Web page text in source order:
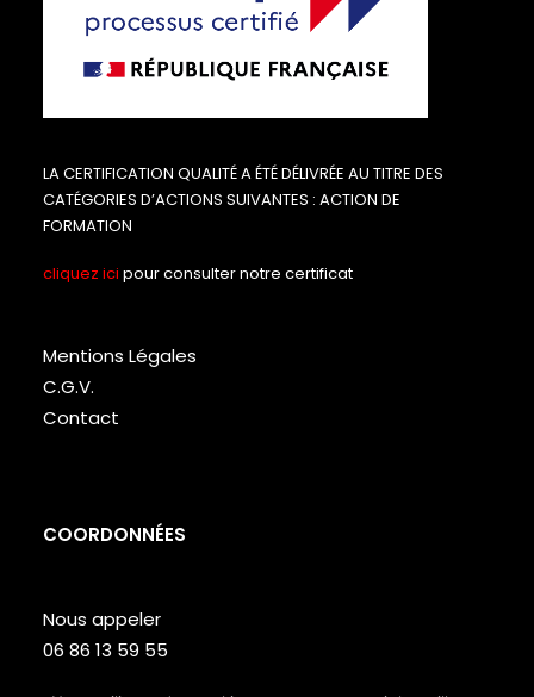
LA CERTIFICATION QUALITÉ A ÉTÉ DÉLIVRÉE AU TITRE DES
CATÉGORIES D’ACTIONS SUIVANTES : ACTION DE
FORMATION
cliquez ici pour consulter notre certificat
Mentions Légales
C.G.V.
Contact
COORDONNÉES
Nous appeler
06 86 13 59 55